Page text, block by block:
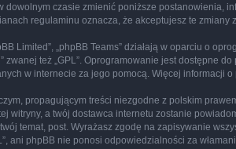
dowolnym czasie zmienić poniższe
regulaminu oznacza, że akceptujesz te
Limited”, „phpBB Teams” działają w oparciu o
” zwanej też „GPL”. Oprogramowanie jest dostępne
w internecie za jego pomocą. Więcej informacji
propagującym treści niezgodne z polskim
witryny, a twój dostawca internetu zostanie
temat, post. Wyrażasz zgodę na zapisywanie
ani phpBB nie ponosi odpowiedzialności za